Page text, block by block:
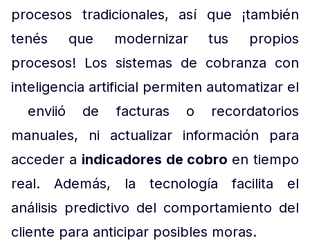
procesos tradicionales, así que ¡también
tenés que modernizar tus propios
procesos! Los sistemas de cobranza con
inteligencia artificial permiten automatizar el
enviió de facturas o recordatorios
manuales, ni actualizar información para
acceder a indicadores de cobro en tiempo
real. Además, la tecnología facilita el
análisis predictivo del comportamiento del
cliente para anticipar posibles moras.